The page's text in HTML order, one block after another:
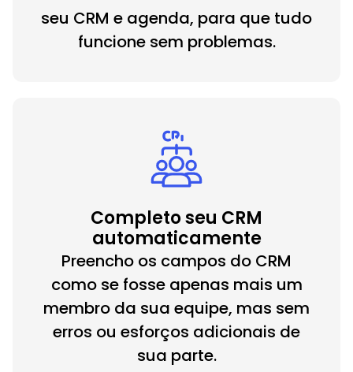
seu CRM e agenda, para que tudo
funcione sem problemas.
Completo seu CRM
automaticamente
Preencho os campos do CRM
como se fosse apenas mais um
membro da sua equipe, mas sem
erros ou esforços adicionais de
sua parte.